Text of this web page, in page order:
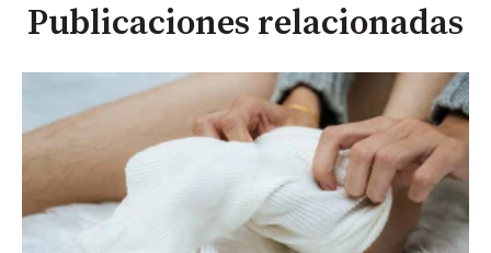
Publicaciones relacionadas